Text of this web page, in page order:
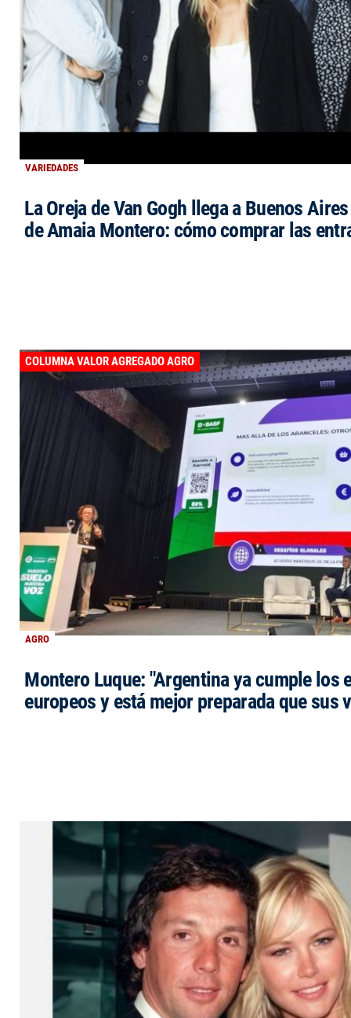
VARIEDADES
La Oreja de Van Gogh llega a Buenos
de Amaia Montero: cómo comprar las
AGRO
COLUMNA VALOR AGREGADO AGRO
Montero Luque: "Argentina ya cumple los
europeos y está mejor preparada que sus